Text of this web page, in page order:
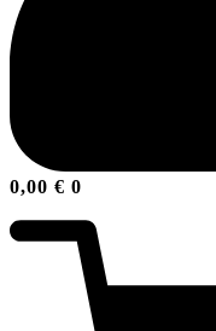
0,00 € 0